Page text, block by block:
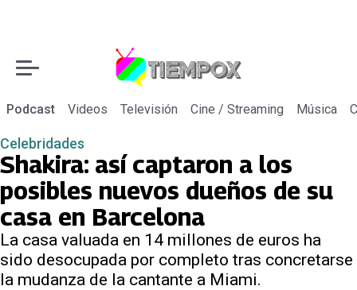
Podcast Videos Televisión Cine / Streaming Música
Celebridades
Shakira: así captaron a los
posibles nuevos dueños de su
casa en Barcelona
La casa valuada en 14 millones de euros ha
sido desocupada por completo tras concretarse
la mudanza de la cantante a Miami.